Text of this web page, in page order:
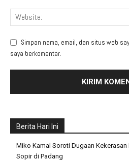
Simpan nama, email, dan situs web
saya berkomentar.
Berita Hari Ini
Miko Kamal Soroti Dugaan Kekerasan
Sopir di Padang